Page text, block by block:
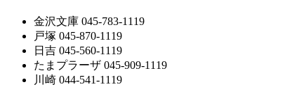
金沢文庫 045-783-1119
戸塚 045-870-1119
日吉 045-560-1119
たまプラーザ 045-909-1119
川崎 044-541-1119